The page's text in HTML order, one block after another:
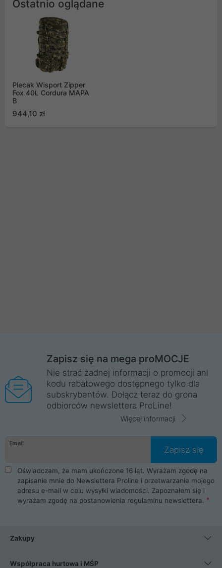
Ostatnio oglądane
Plecak Wisport Zipper
Fox 40L Cordura MAPA
B
944,10 zł
Zapisz się na mega proMOCJE
Nie strać żadnej informacji o promocji ani
kodu rabatowego dostępnego tylko dla
subskrybentów. Dołącz teraz do grona
odbiorców newslettera ProLine!
Więcej informacji
Email
Zapisz się
Oświadczam, że mam ukończone 16 lat. Wyrażam zgodę na
zapisanie mnie do Newslettera Proline i przetwarzanie mojego
adresu e-mail w celu wysyłki wiadomości. Zapoznałem się i
wyrażam zgodę na postanowienia regulaminu newslettera.
Zakupy
Współpraca hurtowa i MŚP